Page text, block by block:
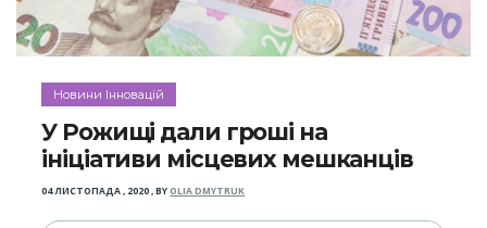
Новини Інновацій
У Рожищі дали гроші на
ініціативи місцевих мешканців
04 ЛИСТОПАДА , 2020,BYOLIA DMYTRUK